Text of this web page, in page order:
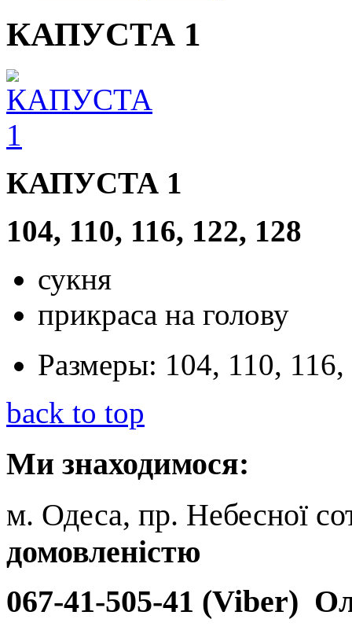
КАПУСТА 1
КАПУСТА 1
104, 110, 116, 122, 128
сукня
прикраса на голову
Размеры: 104, 110,
back to top
Ми знаходимося:
м. Одеса, пр. Небесної
домовленістю
067-41-505-41 (Viber)